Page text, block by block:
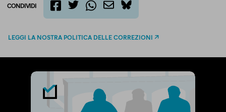
CONDIVIDI
bluesky
LEGGI LA NOSTRA POLITICA DELLE CORREZIONI